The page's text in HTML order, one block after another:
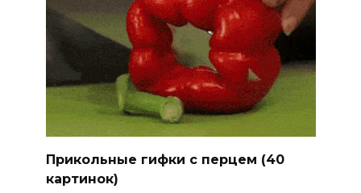
Прикольные гифки с перцем (40
картинок)